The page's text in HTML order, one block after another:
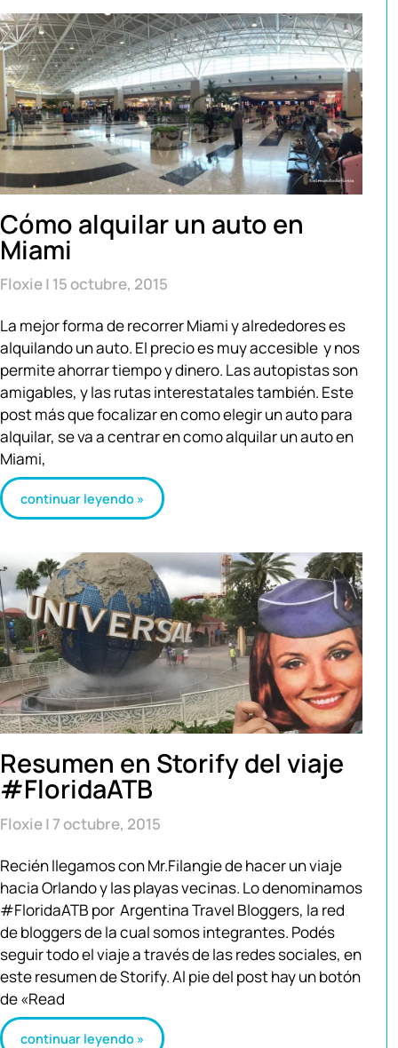
Cómo alquilar un auto en
Miami
Floxie 15 octubre, 2015
La mejor forma de recorrer Miami y alrededores es
alquilando un auto. El precio es muy accesible y nos
permite ahorrar tiempo y dinero. Las autopistas son
amigables, y las rutas interestatales también. Este
post más que focalizar en como elegir un auto para
alquilar, se va a centrar en como alquilar un auto en
Miami,
continuar leyendo »
Resumen en Storify del viaje
#FloridaATB
Floxie 7 octubre, 2015
Recién llegamos con Mr.Filangie de hacer un viaje
hacia Orlando y las playas vecinas. Lo denominamos
#FloridaATB por Argentina Travel Bloggers, la red
de bloggers de la cual somos integrantes. Podés
seguir todo el viaje a través de las redes sociales, en
este resumen de Storify. Al pie del post hay un botón
de «Read
continuar leyendo »